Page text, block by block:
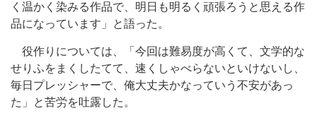
く温かく染みる作品で、明日も明るく頑張ろうと思える作
品になっています」と語った。
役作りについては、「今回は難易度が高くて、文学的な
せりふをまくしたてて、速くしゃべらないといけないし、
毎日プレッシャーで、俺大丈夫かなっていう不安があっ
た」と苦労を吐露した。